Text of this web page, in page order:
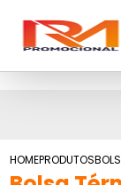
HOMEPRODUTOS